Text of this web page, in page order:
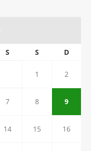
S S D
1 2
7 8 9
14 15 16